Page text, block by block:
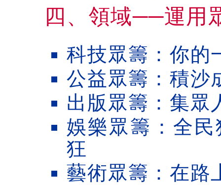
四、領域──運用
科技眾籌：你的
公益眾籌：積沙
出版眾籌：集眾
娛樂眾籌：全
狂
藝術眾籌：在路